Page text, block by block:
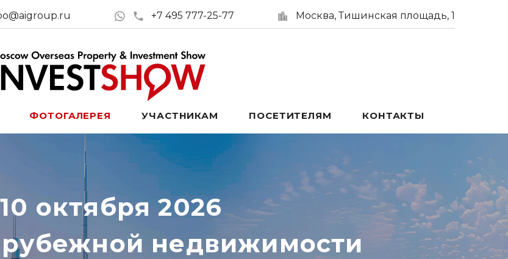
+7 495 777-25-77 Москва, Тишинская площадь, 1
ФОТОГАЛЕРЕЯ УЧАСТНИКАМ ПОСЕТИТЕЛЯМ КОНТАКТЫ
октября 2026
недвижимости